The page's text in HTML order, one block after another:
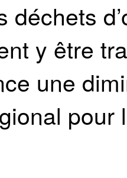
déchets
y être
une
pour